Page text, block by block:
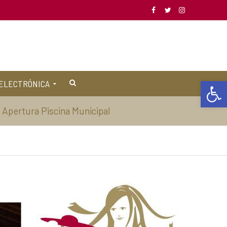
Apertura Piscina Municipal
Abrir barra de herramientas